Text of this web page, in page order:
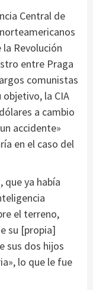
Central de
Revolución
entre Praga
comunistas
objetivo, la CIA
a cambio
accidente»
en el caso del
que ya había
el terreno,
su [propia]
sus dos hijos
lo que le fue